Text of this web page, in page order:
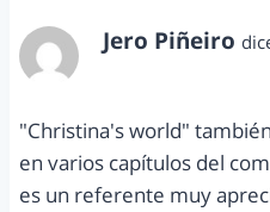
Jero Piñeiro
"Christina's world"
en varios capítulos del
es un referente muy